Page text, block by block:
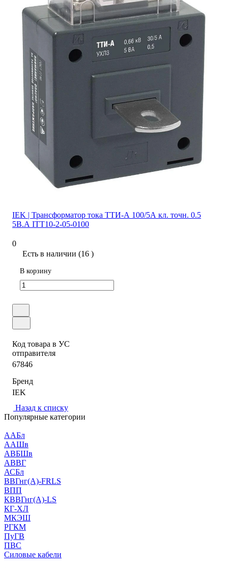
IEK | Трансформатор тока ТТИ-А 100/5А кл. точн. 0.5
5В.А ITT10-2-05-0100
0
Есть в наличии (16 )
В корзину
Код товара в УС
отправителя
67846
Бренд
IEK
Назад к списку
Популярные категории
ААБл
ААШв
АВБШв
АВВГ
АСБл
ВВГнг(А)-FRLS
ВПП
КВВГнг(А)-LS
КГ-ХЛ
МКЭШ
РГКМ
ПуГВ
ПВС
Силовые кабели